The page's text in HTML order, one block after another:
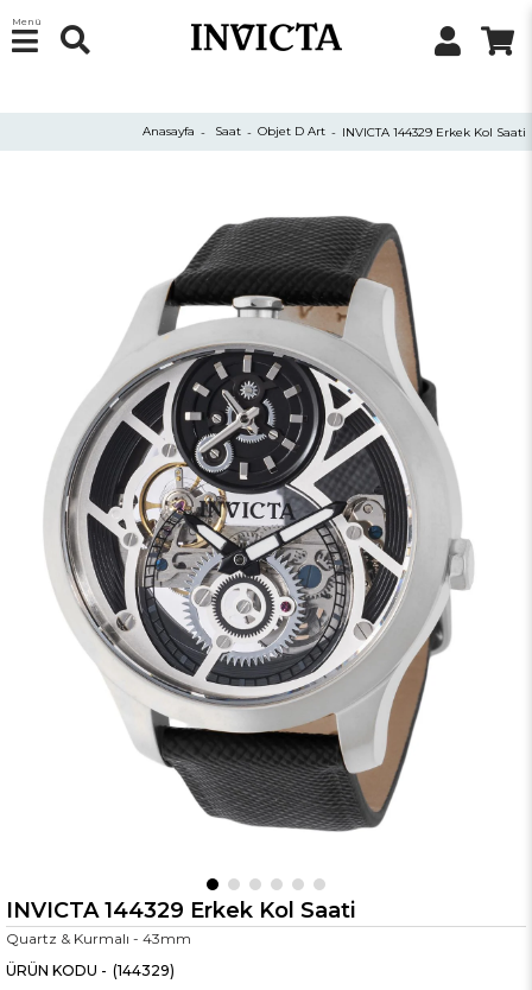
Menü
Anasayfa Saat Objet D Art INVICTA 144329 Erkek Kol Saati
INVICTA 144329 Erkek Kol Saati
Quartz & Kurmalı - 43mm
(144329)